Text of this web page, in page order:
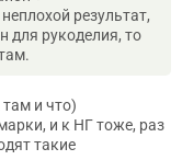
результат,
для рукоделия, то
и что)
и к НГ тоже, раз
такие